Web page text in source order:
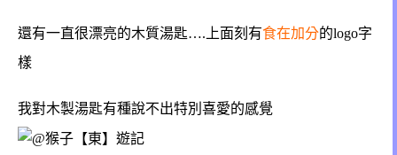
還有一直很漂亮的木質湯匙….上面刻有食在加分的logo字
樣
我對木製湯匙有種說不出特別喜愛的感覺